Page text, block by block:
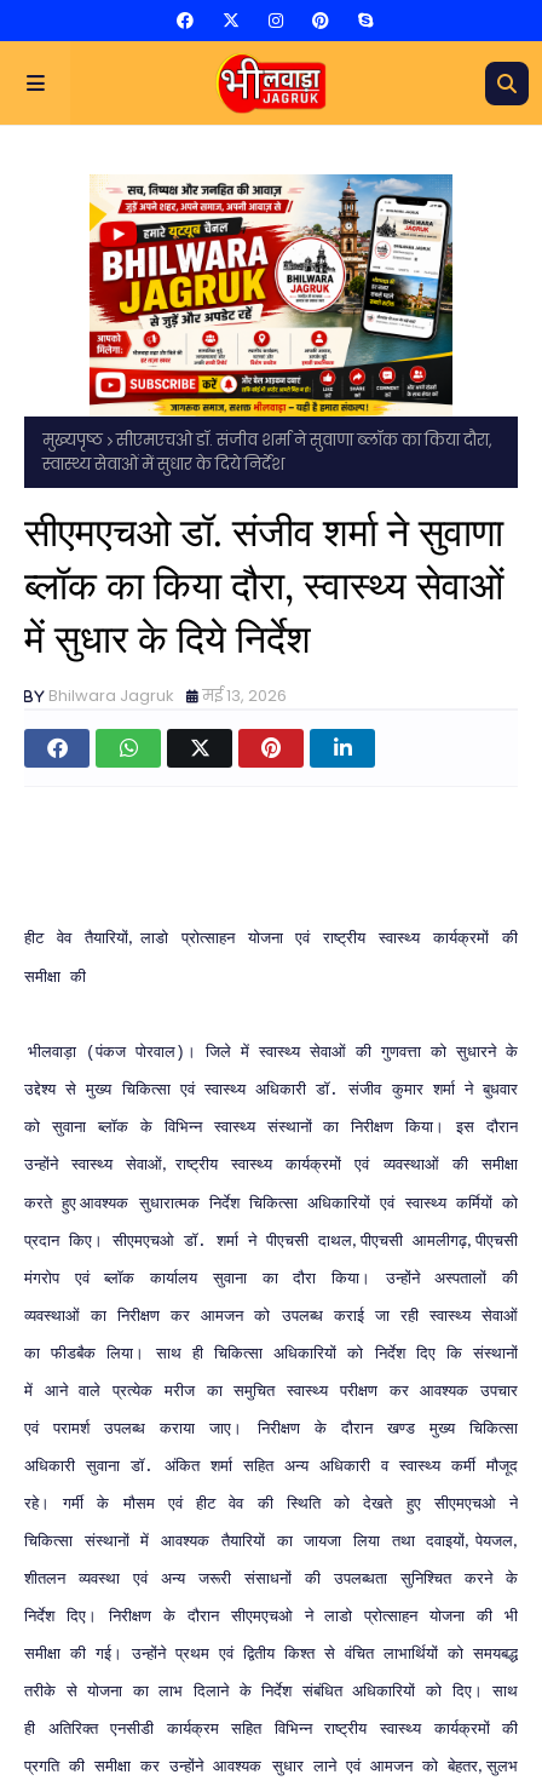
मुख्यपृष्ठ सीएमएचओ डॉ. संजीव शर्मा ने सुवाणा ब्लॉक का किया दौरा,
स्वास्थ्य सेवाओं में सुधार के दिये निर्देश
सीएमएचओ डॉ. संजीव शर्मा ने सुवाणा
ब्लॉक का किया दौरा, स्वास्थ्य सेवाओं
में सुधार के दिये निर्देश
Bhilwara Jagruk मई 13, 2026
हीट वेव तैयारियों,लाडो प्रोत्साहन योजना एवं राष्ट्रीय स्वास्थ्य कार्यक्रमों की
समीक्षा की
भीलवाड़ा (पंकज पोरवाल ) । जिले में स्वास्थ्य सेवाओं की गुणवत्ता को सुधारने के
उद्देश्य से मुख्य चिकित्सा एवं स्वास्थ्य अधिकारी डॉ.संजीव कुमार शर्मा ने बुधवार
को सुवाना ब्लॉक के विभिन्न स्वास्थ्य संस्थानों का निरीक्षण किया। इस दौरान
उन्होंने स्वास्थ्य सेवाओं,राष्ट्रीय स्वास्थ्य कार्यक्रमों एवं व्यवस्थाओं की समीक्षा
करते हुए आवश्यक सुधारात्मक निर्देश चिकित्सा अधिकारियों एवं स्वास्थ्य कर्मियों को
प्रदान किए। सीएमएचओ डॉ .शर्मा ने पीएचसी दाथल,पीएचसी आमलीगढ़,पीएचसी
मंगरोप एवं ब्लॉक कार्यालय सुवाना का दौरा किया। उन्होंने अस्पतालों की
व्यवस्थाओं का निरीक्षण कर आमजन को उपलब्ध कराई जा रही स्वास्थ्य सेवाओं
का फीडबैक लिया। साथ ही चिकित्सा अधिकारियों को निर्देश दिए कि संस्थानों
में आने वाले प्रत्येक मरीज का समुचित स्वास्थ्य परीक्षण कर आवश्यक उपचार
एवं परामर्श उपलब्ध कराया जाए। निरीक्षण के दौरान खण्ड मुख्य चिकित्सा
अधिकारी सुवाना डॉ . अंकित शर्मा सहित अन्य अधिकारी व स्वास्थ्य कर्मी मौजूद
रहे। गर्मी के मौसम एवं हीट वेव की स्थिति को देखते हुए सीएमएचओ ने
चिकित्सा संस्थानों में आवश्यक तैयारियों का जायजा लिया तथा दवाइयों,पेयजल,
शीतलन
व्यवस्था एवं अन्य जरूरी संसाधनों की उपलब्धता सुनिश्चित करने के
निर्देश दिए। निरीक्षण के दौरान सीएमएचओ ने लाडो प्रोत्साहन योजना की भी
समीक्षा की गई। उन्होंने प्रथम एवं द्वितीय किश्त से वंचित लाभार्थियों को समयबद्ध
तरीके से योजना का लाभ दिलाने के निर्देश संबंधित अधिकारियों को दिए। साथ
ही अतिरिक्त एनसीडी कार्यक्रम सहित विभिन्न राष्ट्रीय स्वास्थ्य कार्यक्रमों की
प्रगति की समीक्षा कर उन्होंने आवश्यक सुधार लाने एवं आमजन को बेहतर,सुलभ